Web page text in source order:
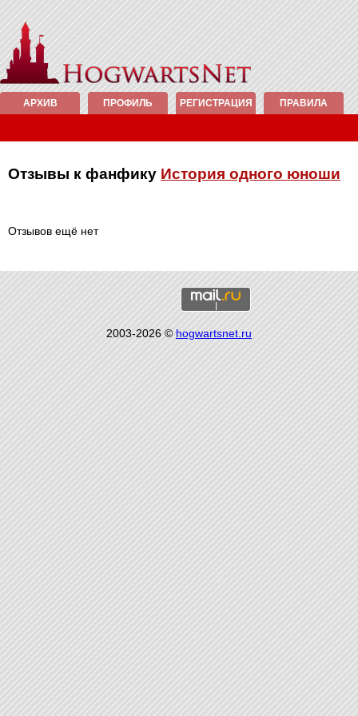
АРХИВ ПРОФИЛЬ РЕГИСТРАЦИЯ ПРАВИЛА
Отзывы к фанфику История одного юноши
Отзывов ещё нет
2003-2026 ©hogwartsnet.ru